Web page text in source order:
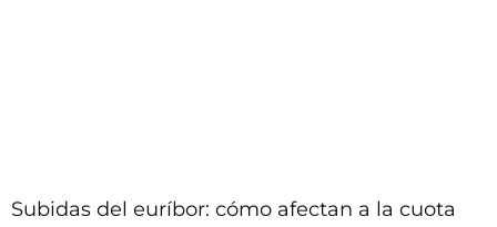
Subidas del euríbor: cómo afectan a la cuota